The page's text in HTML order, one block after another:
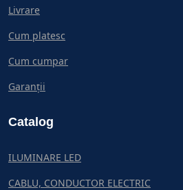
Livrare
Cum platesc
Cum cumpar
Garanții
Catalog
ILUMINARE LED
CABLU, CONDUCTOR ELECTRIC